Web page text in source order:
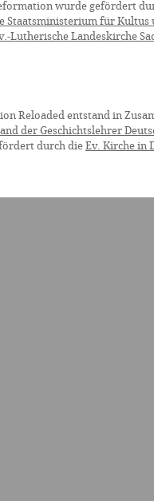
wurde gefördert
Staatsministerium für Kultus
Lutherische Landeskirche
Reloaded entstand in
der Geschichtslehrer
durch die Ev. Kirche in